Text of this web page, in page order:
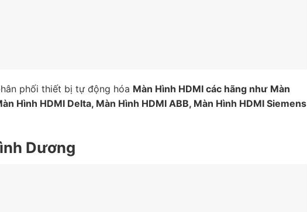
phối thiết bị tự động hóa Màn Hình HDMI các hãng như Màn
Hình HDMI Delta, Màn Hình HDMI ABB, Màn Hình HDMI Siemens
Dương